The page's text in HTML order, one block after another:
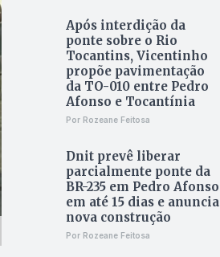
Após interdição da
ponte sobre o Rio
Tocantins, Vicentinho
propõe pavimentação
da TO-010 entre Pedro
Afonso e Tocantínia
Por Rozeane Feitosa
Dnit prevê liberar
parcialmente ponte da
BR-235 em Pedro Afonso
em até 15 dias e anuncia
nova construção
Por Rozeane Feitosa